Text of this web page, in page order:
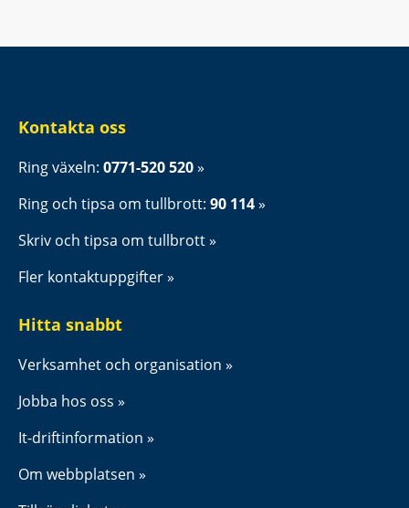
Kontakta oss
Ring växeln: 0771-520 520
Ring och tipsa om tullbrott: 90 114
Skriv och tipsa om tullbrott
Fler kontaktuppgifter
Hitta snabbt
Verksamhet och organisation
Jobba hos oss
It-driftinformation
Om webbplatsen